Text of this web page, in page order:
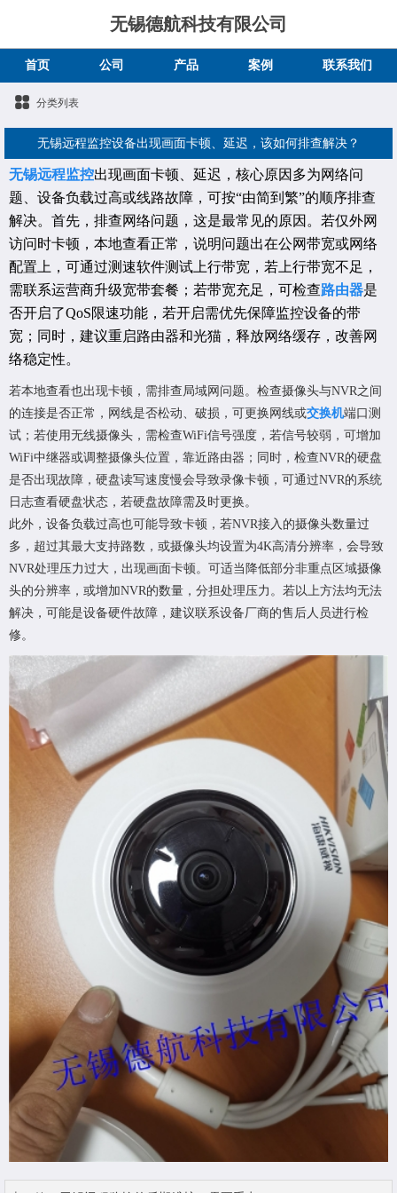
无锡德航科技有限公司
首页 公司 产品 案例 联系我们
分类列表
无锡远程监控设备出现画面卡顿、延迟，该如何排查解决？
无锡远程监控出现画面卡顿、延迟，核心原因多为网络问
题、设备负载过高或线路故障，可按“由简到繁”的顺序排查
解决。首先，排查网络问题，这是最常见的原因。若仅外网
访问时卡顿，本地查看正常，说明问题出在公网带宽或网络
配置上，可通过测速软件测试上行带宽，若上行带宽不足，
需联系运营商升级宽带套餐；若带宽充足，可检查路由器是
否开启了QoS限速功能，若开启需优先保障监控设备的带
宽；同时，建议重启路由器和光猫，释放网络缓存，改善网
络稳定性。
若本地查看也出现卡顿，需排查局域网问题。检查摄像头与NVR之间
的连接是否正常，网线是否松动、破损，可更换网线或交换机端口测
试；若使用无线摄像头，需检查WiFi信号强度，若信号较弱，可增加
WiFi中继器或调整摄像头位置，靠近路由器；同时，检查NVR的硬盘
是否出现故障，硬盘读写速度慢会导致录像卡顿，可通过NVR的系统
日志查看硬盘状态，若硬盘故障需及时更换。
此外，设备负载过高也可能导致卡顿，若NVR接入的摄像头数量过
多，超过其最大支持路数，或摄像头均设置为4K高清分辨率，会导致
NVR处理压力过大，出现画面卡顿。可适当降低部分非重点区域摄像
头的分辨率，或增加NVR的数量，分担处理压力。若以上方法均无法
解决，可能是设备硬件故障，建议联系设备厂商的售后人员进行检
修。